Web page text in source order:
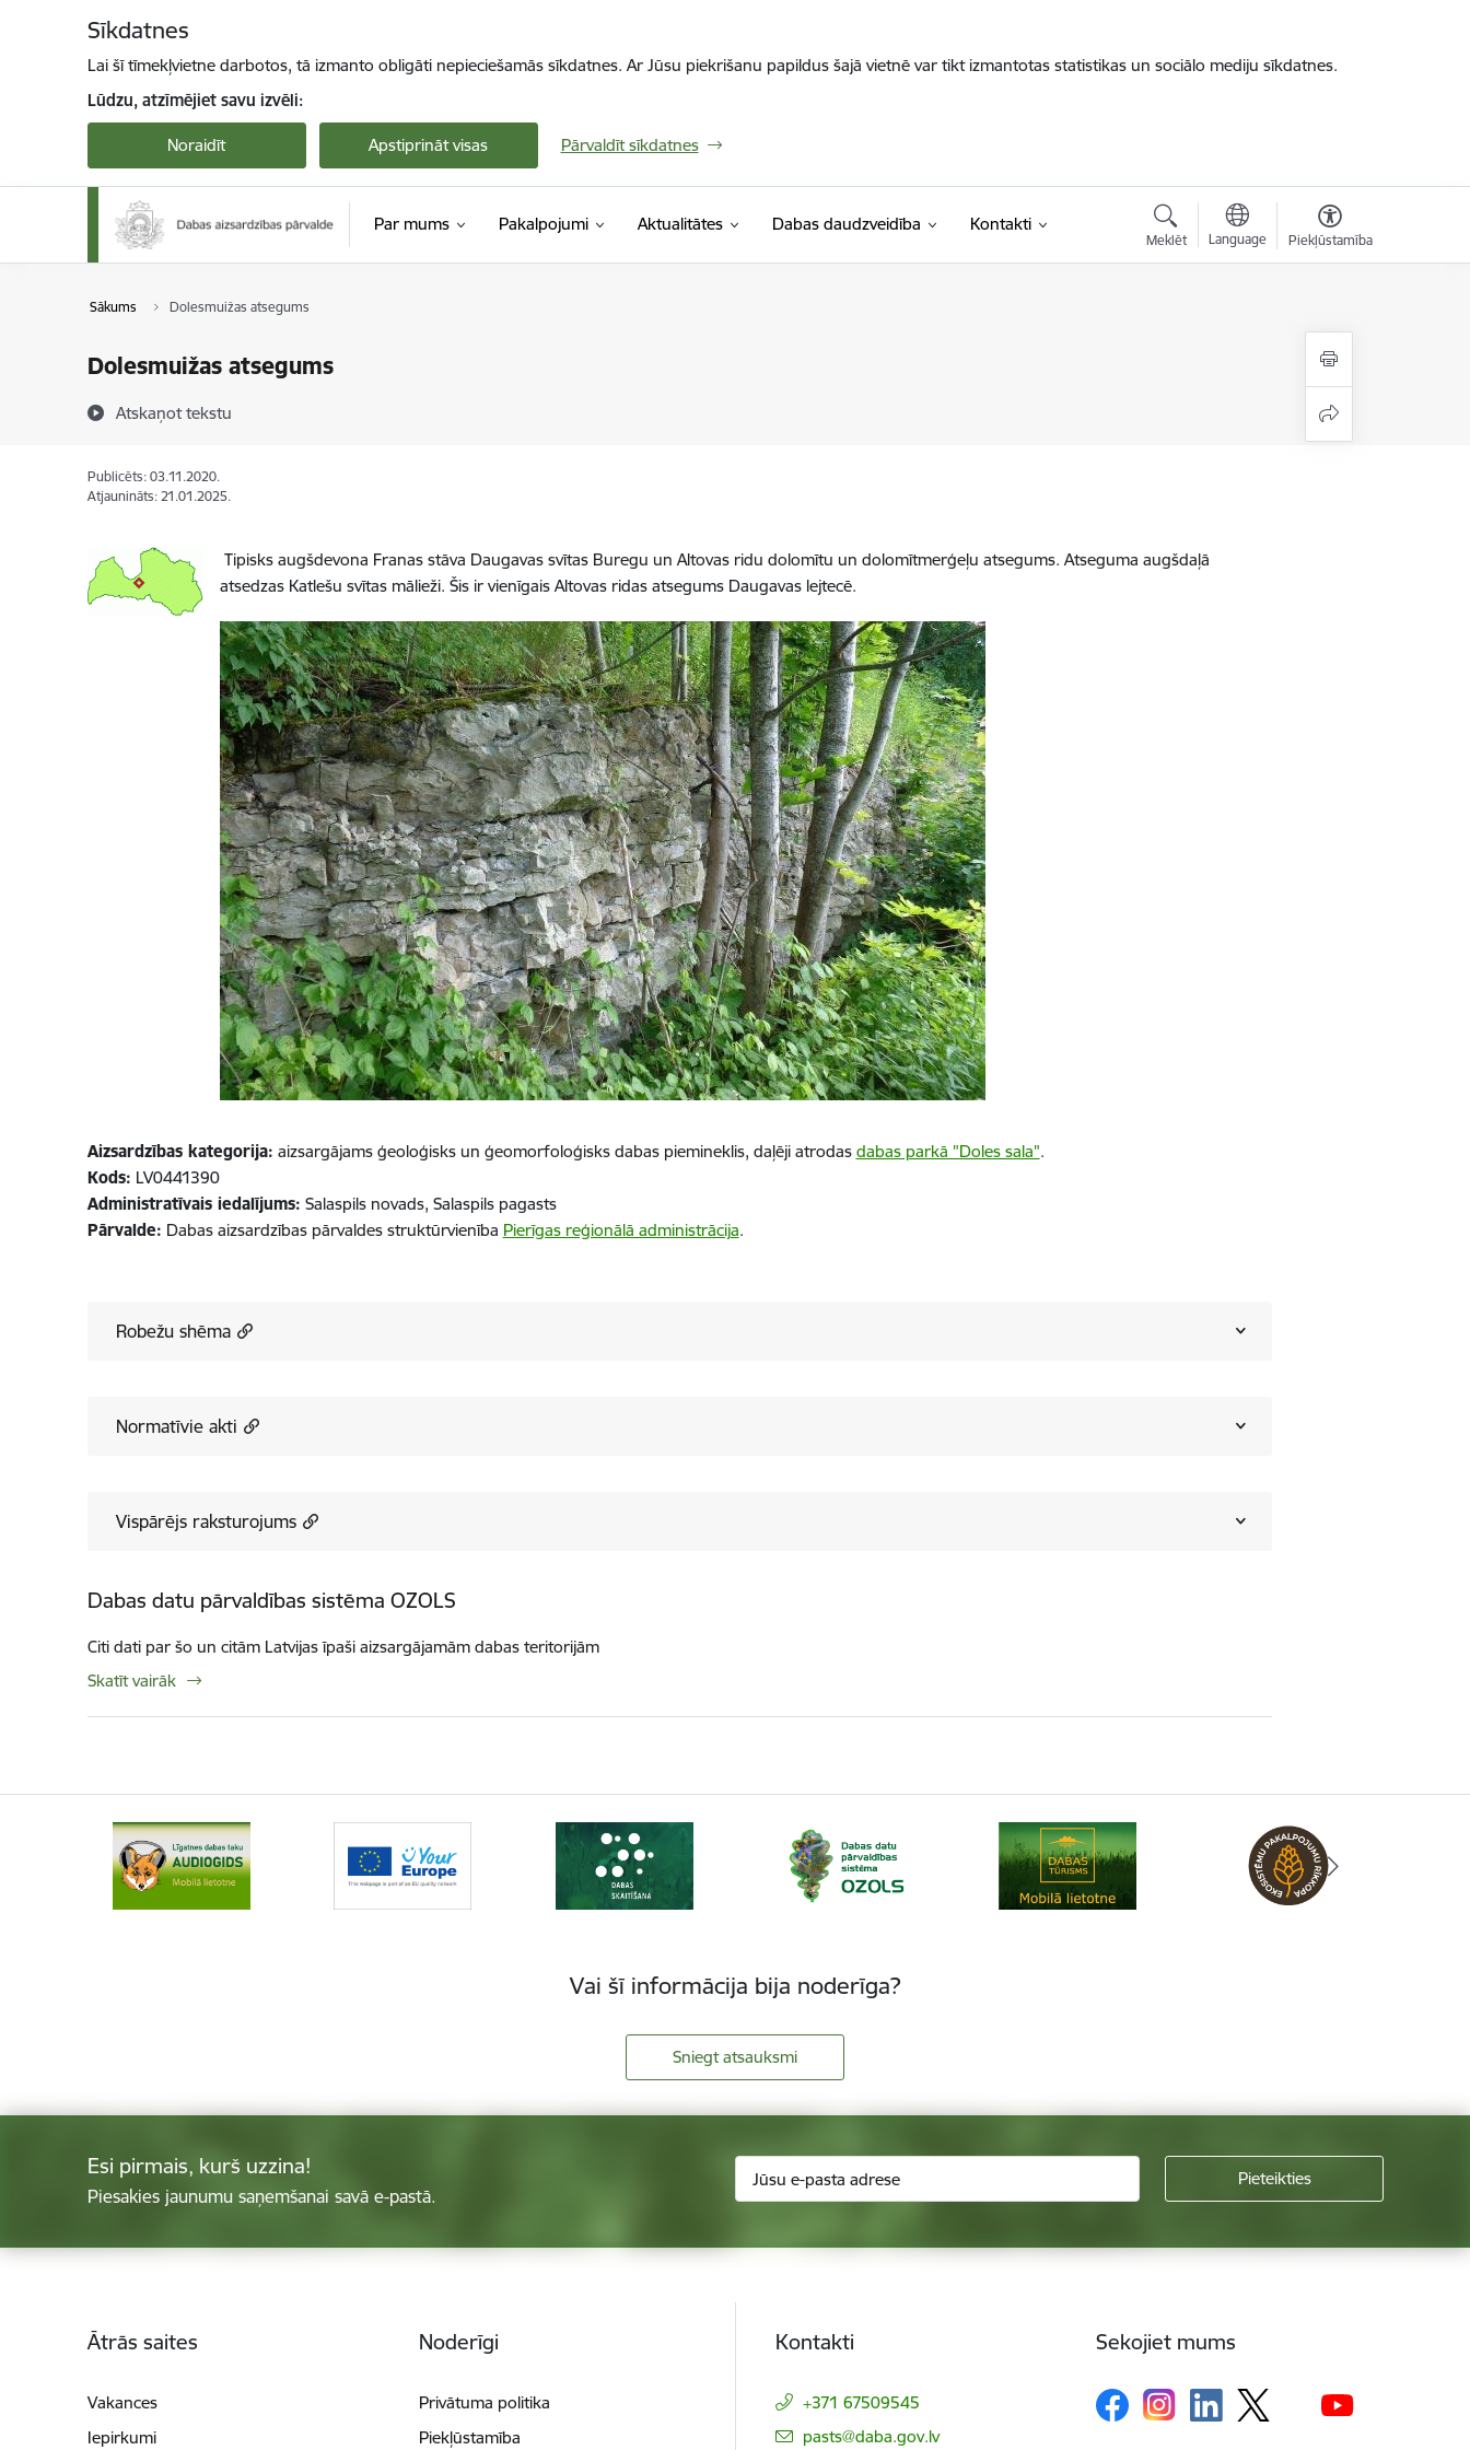
Sīkdatnes
Lai šī tīmekļvietne darbotos, tā izmanto obligāti nepieciešamās sīkdatnes. Ar Jūsu piekrišanu papildus šajā vietnē var tikt izmantotas statistikas un sociālo mediju sīkdatnes.
Lūdzu, atzīmējiet savu izvēli:
Noraidīt Apstiprināt visas Pārvaldīt sīkdatnes
Par mums Pakalpojumi Aktualitātes Dabas daudzveidība Kontakti
Meklēt Language Piekļūstamība
Sākums Dolesmuižas atsegums
Dolesmuižas atsegums
Atskaņot tekstu
Publicēts: 03.11.2020.
Atjaunināts: 21.01.2025.
Tipisks augšdevona Franas stāva Daugavas svītas Buregu un Altovas ridu dolomītu un dolomītmerģeļu atsegums. Atseguma augšdaļā
atsedzas Katlešu svītas mālieži. Šis ir vienīgais Altovas ridas atsegums Daugavas lejtecē.
Aizsardzības kategorija: aizsargājams ģeoloģisks un ģeomorfoloģisks dabas piemineklis, daļēji atrodas dabas parkā "Doles sala".
Kods: LV0441390
Administratīvais iedalījums: Salaspils novads, Salaspils pagasts
Pārvalde: Dabas aizsardzības pārvaldes struktūrvienība Pierīgas reģionālā administrācija.
Robežu shēma
Normatīvie akti
Vispārējs raksturojums
Dabas datu pārvaldības sistēma OZOLS
Citi dati par šo un citām Latvijas īpaši aizsargājamām dabas teritorijām
Skatīt vairāk
Vai šī informācija bija noderīga?
Sniegt atsauksmi
Esi pirmais, kurš uzzina!
Piesakies jaunumu saņemšanai savā e-pastā.
Ātrās saites
Vakances
Iepirkumi
Noderīgi
Privātuma politika
Piekļūstamība
Kontakti
+371 67509545
E-pasts:
pasts@daba.gov.lv
Sekojiet mums